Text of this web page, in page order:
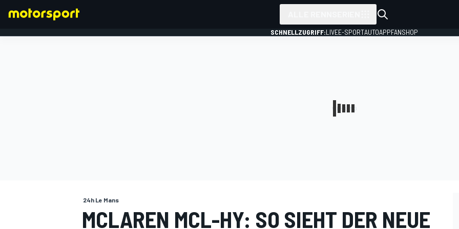
SCHNELLZUGRIFF:LIVEE-SPORTAUTOAPPFANSHOP
24h Le Mans
MCLAREN MCL-HY: SO SIEHT DER NEUE